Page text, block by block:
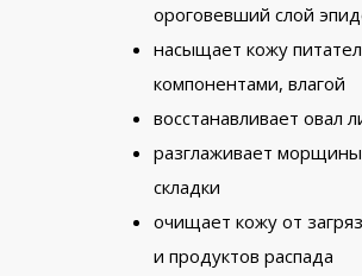
ороговевший слой
насыщает кожу
компонентами, влагой
восстанавливает овал
разглаживает
складки
очищает кожу от
и продуктов распада